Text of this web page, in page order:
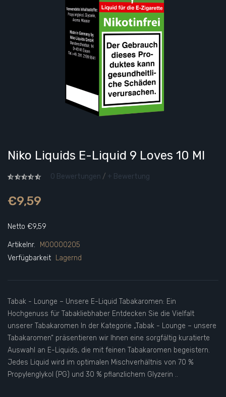
Niko Liquids E-Liquid 9 Loves 10 Ml
0 Bewertungen / + Bewertung
€9,59
Netto €9,59
Artikelnr.
M00000205
Verfügbarkeit
Lagernd
Tabak - Lounge – Unsere E-Liquid Tabakaromen: Ein
Hochgenuss für Tabakliebhaber Entdecken Sie die Vielfalt
unserer Tabakaromen In der Kategorie „Tabak - Lounge – unsere
Tabakaromen“ präsentieren wir Ihnen eine sorgfältig kuratierte
Auswahl an E-Liquids, die mit feinen Tabakaromen begeistern.
Jedes Liquid wird im optimalen Mischverhältnis von 70 %
Propylenglykol (PG) und 30 % pflanzlichem Glyzerin ..